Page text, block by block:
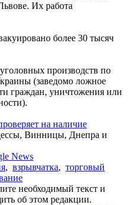
Их работа
более 30 тысяч
производств по
(заведомо ложное
граждан, уничтожения или
на наличие
Винницы, Днепра и
News
, взрывчатка, торговый
необходимый текст и
об этом редакции.